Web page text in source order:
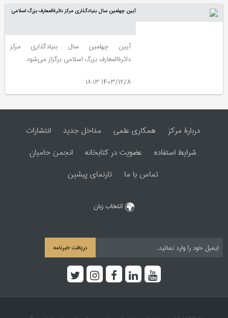
آیین چهلمین سال بنیادگذاری مرکز دائرةالمعارف بزرگ اسلامی
آیین چهلمین سال بنیادگذاری مرکز
دائرةالمعارف بزرگ اسلامی برگزار می‌شود.
1403/12/8 ۱۸:۱۳
دربارۀ مرکز همکاری علمی مداخل جدید
انتشارات
شرایط استفاده
عضویت در کتابخانه
انجمن حامیان
تماس با ما
تارنمای پیشین
انتخاب زبان
دریافت خبرنامه